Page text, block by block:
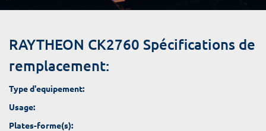
RAYTHEON CK2760 Spécifications de
remplacement:
Type d'equipement:
Usage:
Plates-forme(s):